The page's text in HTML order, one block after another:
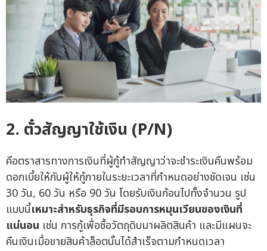
2. ตั๋วสัญญาใช้เงิน (P/N)
คือตราสารทางการเงินที่ผู้กู้ทำสัญญาว่าจะชำระเงินคืนพร้อม
ดอกเบี้ยให้กับผู้ให้กู้ภายในระยะเวลาที่กำหนดอย่างชัดเจน เช่น
30 วัน, 60 วัน หรือ 90 วัน โดยรับเงินก้อนไปทั้งจำนวน รูป
แบบนี้เหมาะสำหรับธุรกิจที่มีรอบการหมุนเวียนของเงินที่
แน่นอน เช่น การกู้เพื่อซื้อวัตถุดิบมาผลิตสินค้า และมีแผนจะ
คืนเงินเมื่อขายสินค้าล็อตนั้นได้สำเร็จตามกำหนดเวลา